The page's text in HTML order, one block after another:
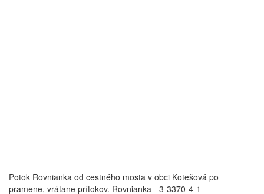
Potok Rovnianka od cestného mosta v obci Kotešová po
pramene, vrátane prítokov. Rovnianka - 3-3370-4-1